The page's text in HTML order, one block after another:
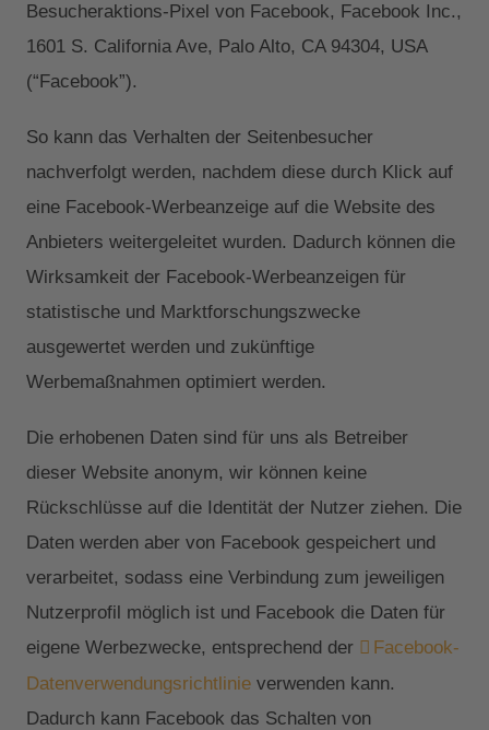
Besucheraktions-Pixel von Facebook, Facebook Inc.,
1601 S. California Ave, Palo Alto, CA 94304, USA
(“Facebook”).
So kann das Verhalten der Seitenbesucher
nachverfolgt werden, nachdem diese durch Klick auf
eine Facebook-Werbeanzeige auf die Website des
Anbieters weitergeleitet wurden. Dadurch können die
Wirksamkeit der Facebook-Werbeanzeigen für
statistische und Marktforschungszwecke
ausgewertet werden und zukünftige
Werbemaßnahmen optimiert werden.
Die erhobenen Daten sind für uns als Betreiber
dieser Website anonym, wir können keine
Rückschlüsse auf die Identität der Nutzer ziehen. Die
Daten werden aber von Facebook gespeichert und
verarbeitet, sodass eine Verbindung zum jeweiligen
Nutzerprofil möglich ist und Facebook die Daten für
eigene Werbezwecke, entsprechend der
Facebook-
Datenverwendungsrichtlinie verwenden kann.
Dadurch kann Facebook das Schalten von